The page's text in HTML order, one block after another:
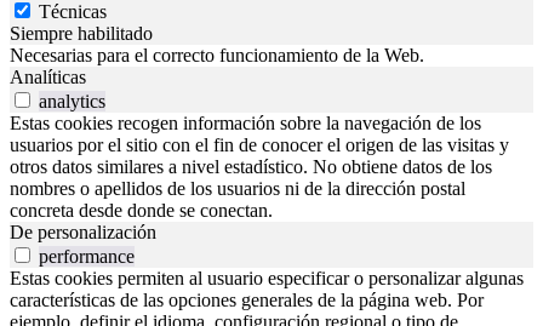
Técnicas
Siempre habilitado
Necesarias para el correcto funcionamiento de la Web.
Analíticas
analytics
Estas cookies recogen información sobre la navegación de los
usuarios por el sitio con el fin de conocer el origen de las visitas y
otros datos similares a nivel estadístico. No obtiene datos de los
nombres o apellidos de los usuarios ni de la dirección postal
concreta desde donde se conectan.
De personalización
performance
Estas cookies permiten al usuario especificar o personalizar algunas
características de las opciones generales de la página web. Por